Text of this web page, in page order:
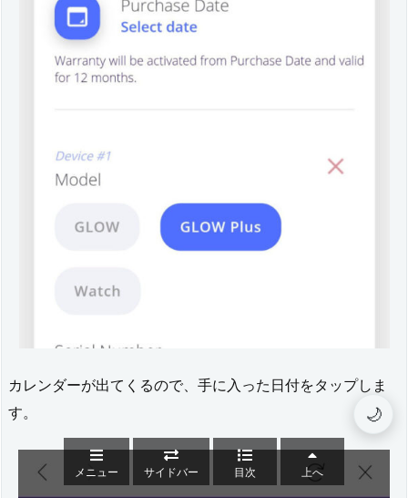
カレンダーが出てくるので、手に入った日付をタップしま
す。
メニュー サイドバー 目次 上へ
🌙